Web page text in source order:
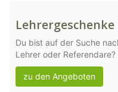
Lehrergeschenke
Du bist auf der Suche
Lehrer oder
zu den Angeboten